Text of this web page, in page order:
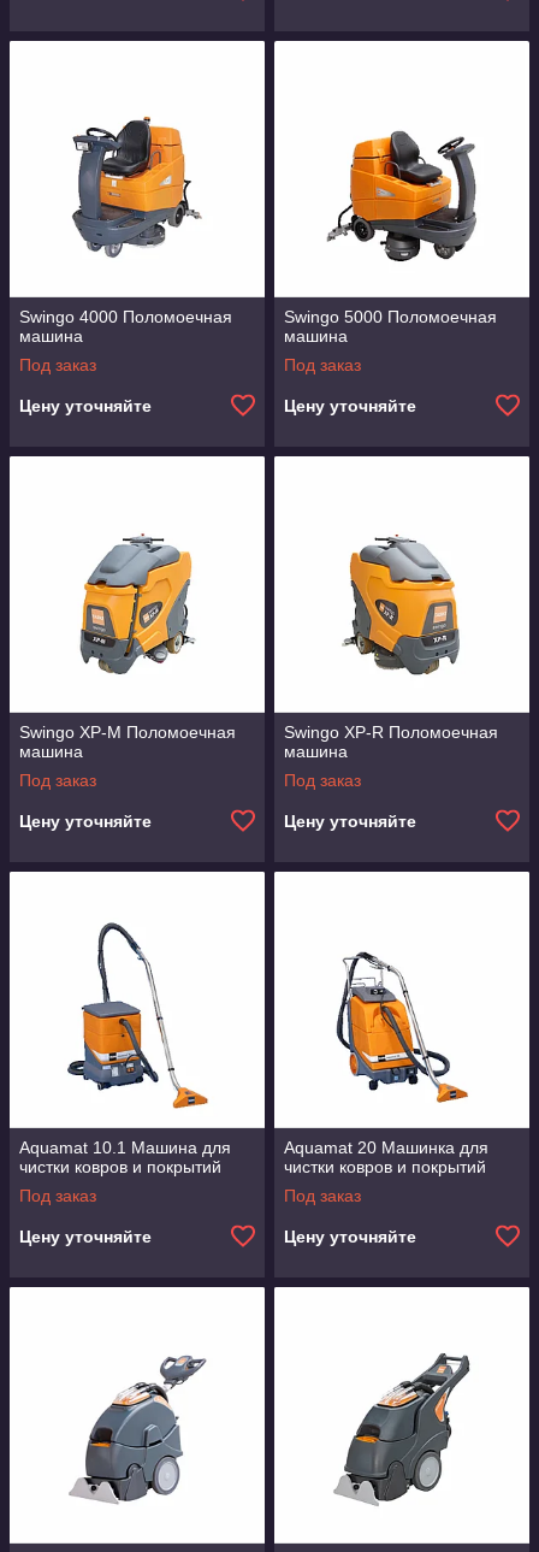
Swingo 4000 Поломоечная
машина
Под заказ
Цену уточняйте
Swingo 5000 Поломоечная
машина
Под заказ
Цену уточняйте
Swingo XP-M Поломоечная
машина
Под заказ
Цену уточняйте
Swingo XP-R Поломоечная
машина
Под заказ
Цену уточняйте
Aquamat 10.1 Машина для
чистки ковров и покрытий
Под заказ
Цену уточняйте
Aquamat 20 Машинка для
чистки ковров и покрытий
Под заказ
Цену уточняйте